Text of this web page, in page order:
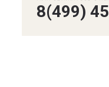
8(499)